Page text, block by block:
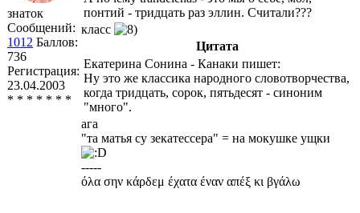
знаток
Сообщений:
1012 Баллов:
736
Регистрация:
23.04.2003
* * * * * * *
понтий - тридцать раз эллин. Считали???
класс
Цитата
Екатерина Сонина - Канаки пишет:
Ну это же классика народного словотворчества,
когда тридцать, сорок, пятьдесят - синоним
"много".
ага
"та матья су зекатессера" = на мокушке ущки
-----
όλα σην κάρδεμ έχατα έναν απέξ κι βγάλω